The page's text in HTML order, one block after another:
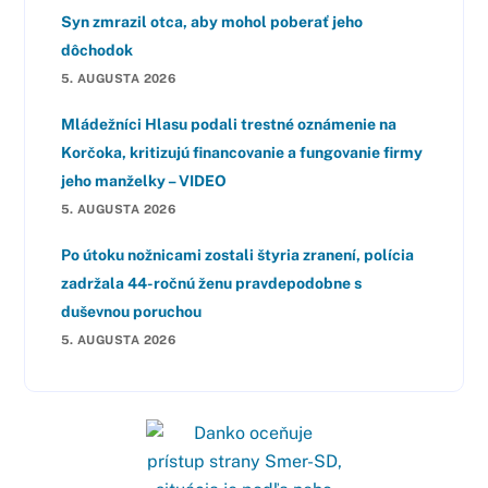
Syn zmrazil otca, aby mohol poberať jeho
dôchodok
5. AUGUSTA 2026
Mládežníci Hlasu podali trestné oznámenie na
Korčoka, kritizujú financovanie a fungovanie firmy
jeho manželky – VIDEO
5. AUGUSTA 2026
Po útoku nožnicami zostali štyria zranení, polícia
zadržala 44-ročnú ženu pravdepodobne s
duševnou poruchou
5. AUGUSTA 2026